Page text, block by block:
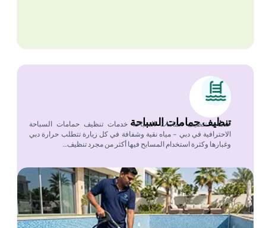
تنظيف حمامات السباحة
خدمات تنظيف حمامات السباحة خدمات تنظيف حمامات السباحة
الاحترافية في دبي – مياه نقية وشفافة في كل زيارة تتطلب حرارة دبي
وغبارها وكثرة استخدام المسابح فيها أكثر من مجرد تنظيف…